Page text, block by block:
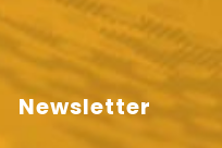
Newsletter